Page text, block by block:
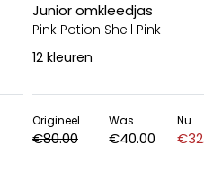
Junior omkleedjas
Pink Potion Shell Pink
12 kleuren
Origineel
€80.00
Was
€40.00
Nu